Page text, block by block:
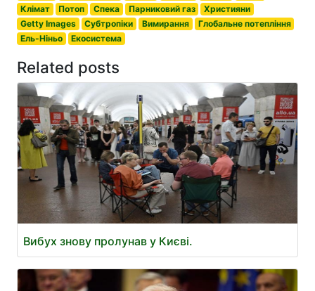
Клімат
Потоп Спека Парниковий газ
Християни
Getty Images
Субтропіки Вимирання
Глобальне потепління
Ель-Ніньо
Екосистема
Related posts
Вибух знову пролунав у Києві.